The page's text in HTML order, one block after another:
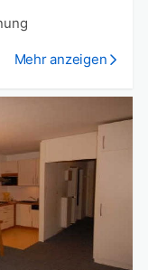
Mehr anzeigen